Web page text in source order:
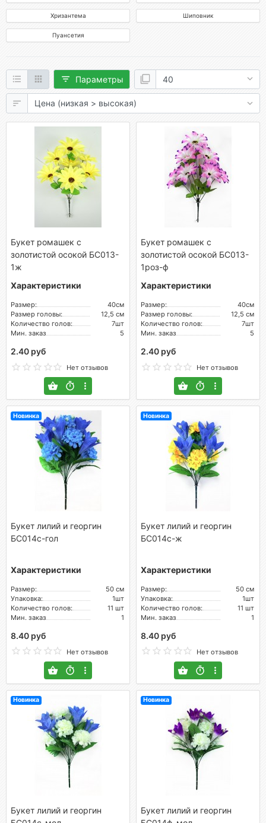
Хризантема Шиповник
Пуансетия
Параметры
Букет ромашек с
золотистой осокой БС013-
1ж
Характеристики
Размер:
40см
Размер головы:
12,5 см
Количество голов:
7шт
Мин. заказ
5
2.40 руб
Нет отзывов
Букет ромашек с
золотистой осокой БС013-
1роз-ф
Характеристики
Размер:
40см
Размер головы:
12,5 см
Количество голов:
7шт
Мин. заказ
5
2.40 руб
Нет отзывов
Новинка
Букет лилий и георгин
БС014с-гол
Характеристики
Размер:
50 см
Упаковка:
1шт
Количество голов:
11 шт
Мин. заказ
1
8.40 руб
Нет отзывов
Новинка
Букет лилий и георгин
БС014с-ж
Характеристики
Размер:
50 см
Упаковка:
1шт
Количество голов:
11 шт
Мин. заказ
1
8.40 руб
Нет отзывов
Новинка
Букет лилий и георгин
Новинка
Букет лилий и георгин